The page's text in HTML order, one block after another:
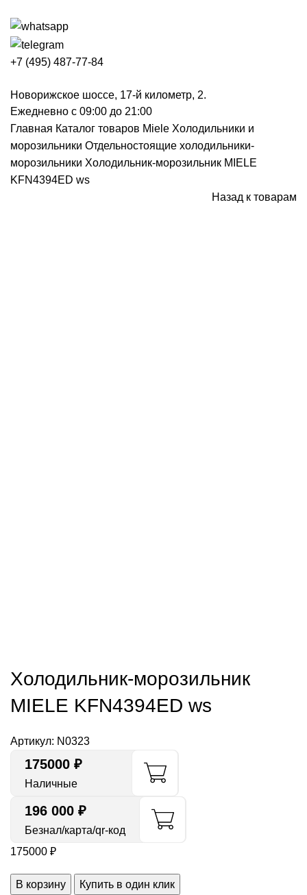
+7 (495) 487-77-84
Новорижское шоссе, 17-й километр, 2.
Ежедневно с 09:00 до 21:00
Главная Каталог товаров Miele Холодильники и
морозильники Отдельностоящие холодильники-
морозильники Холодильник-морозильник MIELE
KFN4394ED ws
Назад к товарам
Холодильник-морозильник
MIELE KFN4394ED ws
Артикул: N0323
175000 ₽
Наличные
196 000 ₽
Безнал/карта/qr-код
175000 ₽
В корзину
Купить в один клик